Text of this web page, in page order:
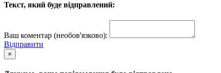
Текст, який буде відправлений:
Ваш коментар (необов'язково):
Відправити
×